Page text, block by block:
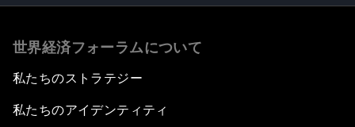
世界経済フォーラムについて
私たちのストラテジー
私たちのアイデンティティ